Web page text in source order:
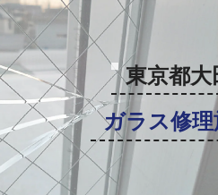
東京都大
ガラス修理